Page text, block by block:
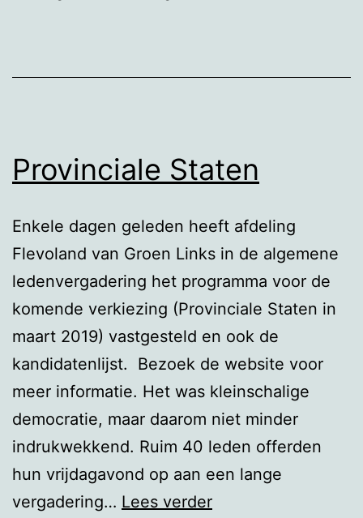
Provinciale Staten
Enkele dagen geleden heeft afdeling
Flevoland van Groen Links in de algemene
ledenvergadering het programma voor de
komende verkiezing (Provinciale Staten in
maart 2019) vastgesteld en ook de
kandidatenlijst. Bezoek de website voor
meer informatie. Het was kleinschalige
democratie, maar daarom niet minder
indrukwekkend. Ruim 40 leden offerden
hun vrijdagavond op aan een lange
vergadering… Lees verderProvinciale